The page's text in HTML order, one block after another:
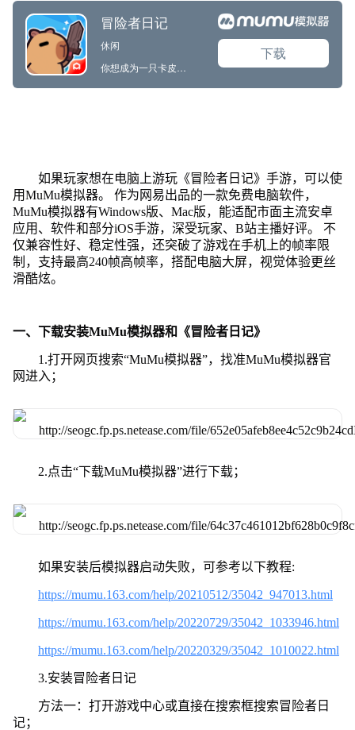
如果玩家想在电脑上游玩《冒险者日记》手游，可以使
用MuMu模拟器。 作为网易出品的一款免费电脑软件，
MuMu模拟器有Windows版、Mac版，能适配市面主流安卓
应用、软件和部分iOS手游，深受玩家、B站主播好评。 不
仅兼容性好、稳定性强，还突破了游戏在手机上的帧率限
制，支持最高240帧高帧率，搭配电脑大屏，视觉体验更丝
滑酷炫。
一、下载安装MuMu模拟器和《冒险者日记》
1.打开网页搜索“MuMu模拟器”，找准MuMu模拟器官
网进入；
2.点击“下载MuMu模拟器”进行下载；
如果安装后模拟器启动失败，可参考以下教程:
https://mumu.163.com/help/20210512/35042_947013.html
https://mumu.163.com/help/20220729/35042_1033946.html
https://mumu.163.com/help/20220329/35042_1010022.html
3.安装冒险者日记
方法一：打开游戏中心或直接在搜索框搜索冒险者日
记；